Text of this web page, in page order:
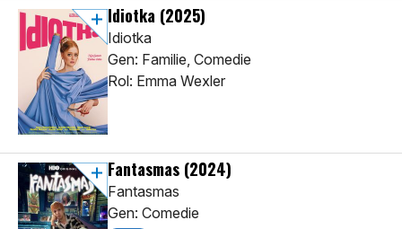
Idiotka (2025)
Idiotka
Gen: Familie, Comedie
Rol: Emma Wexler
Fantasmas (2024)
Fantasmas
Gen: Comedie